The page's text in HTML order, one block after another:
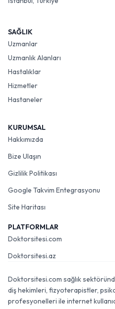
SAĞLIK
Uzmanlar
Uzmanlık Alanları
Hastalıklar
Hizmetler
Hastaneler
KURUMSAL
Hakkımızda
Bize Ulaşın
Gizlilik Politikası
Google Takvim Entegrasyonu
Site Haritası
PLATFORMLAR
Doktorsitesi.com
Doktorsitesi.az
Doktorsitesi.com sağlık
diş hekimleri, fizyoterapistler,
profesyonelleri ile internet